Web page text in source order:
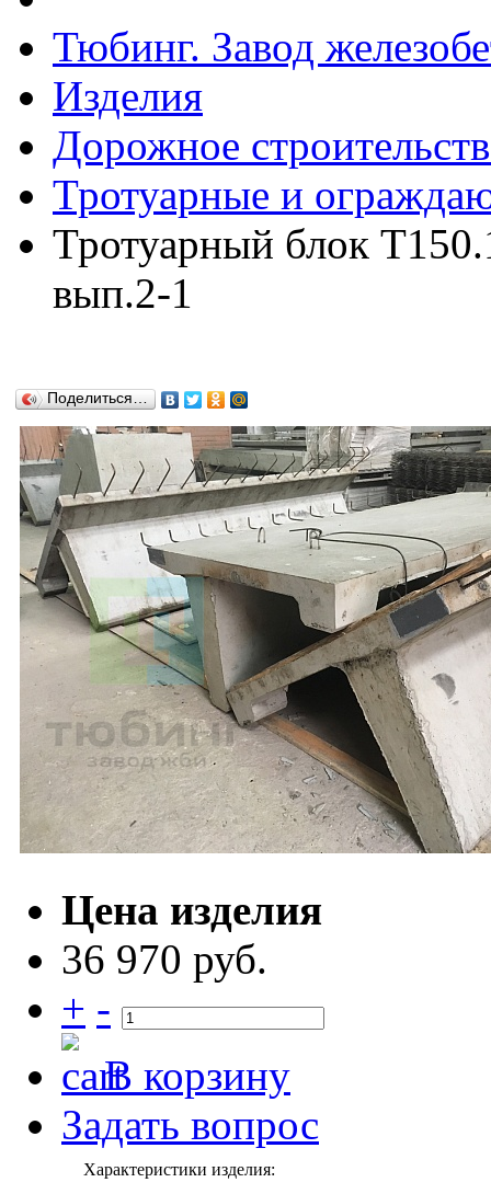
Тюбинг. Завод
Изделия
Дорожное
Тротуарные и
Тротуарный блок
вып.2-1
Поделиться…
Цена изделия
36 970 руб.
+ -
В корзину
Задать вопрос
Характеристики изделия: